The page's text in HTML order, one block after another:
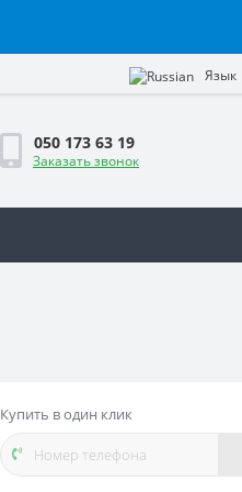
Язык
050 173 63 19
Заказать звонок
Купить в один клик